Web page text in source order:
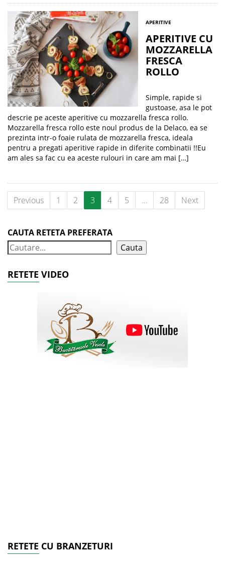
APERITIVE
APERITIVE CU
MOZZARELLA
FRESCA
ROLLO
Simple, rapide si
gustoase, asa le pot
descrie pe aceste aperitive cu mozzarella fresca rollo.
Mozzarella fresca rollo este noul produs de la Delaco, ea se
prezinta intr-o foaie rulata de mozzarella fresca, ideala
pentru a pregati aperitive rapide in diferite combinatii !!Eu
am ales sa fac cu ea aceste rulouri in care am mai […]
Previous 1 2 3 4 5 … 28 Next
CAUTA RETETA PREFERATA
Cauta
RETETE VIDEO
RETETE CU BRANZETURI